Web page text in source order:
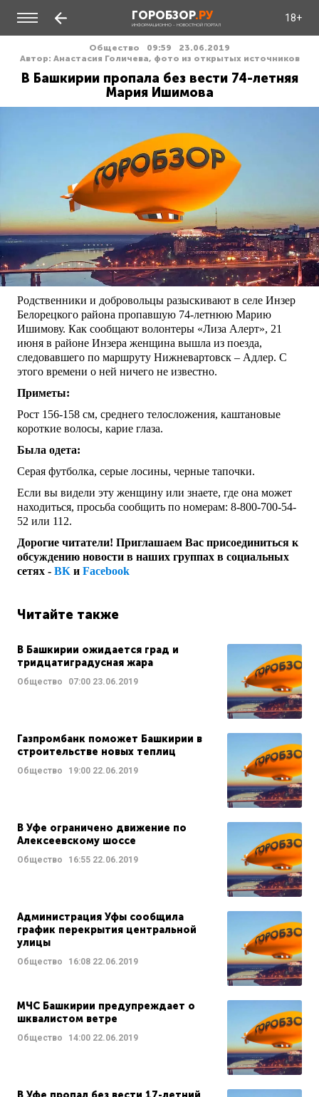
ГОРОБЗОР.РУ
ИНФОРМАЦИОННО - НОВОСТНОЙ ПОРТАЛ
18+
Общество 09:59
23.06.2019
Автор: Анастасия Голичева, фото из открытых источников
В Башкирии пропала без вести 74-летняя
Мария Ишимова
Родственники и добровольцы разыскивают в селе Инзер
Белорецкого района пропавшую 74-летнюю Марию
Ишимову. Как сообщают волонтеры «Лиза Алерт», 21
июня в районе Инзера женщина вышла из поезда,
следовавшего по маршруту Нижневартовск – Адлер. С
этого времени о ней ничего не известно.
Приметы:
Рост 156-158 см, среднего телосложения, каштановые
короткие волосы, карие глаза.
Была одета:
Серая футболка, серые лосины, черные тапочки.
Если вы видели эту женщину или знаете, где она может
находиться, просьба сообщить по номерам: 8-800-700-54-
52 или 112.
Дорогие читатели! Приглашаем Вас присоединиться к
обсуждению новости в наших группах в социальных
сетях - ВК и Facebook
Читайте также
В Башкирии ожидается град и
тридцатиградусная жара
Общество 07:00 23.06.2019
Газпромбанк поможет Башкирии в
строительстве новых теплиц
Общество 19:00 22.06.2019
В Уфе ограничено движение по
Алексеевскому шоссе
Общество 16:55 22.06.2019
Администрация Уфы сообщила
график перекрытия центральной
улицы
Общество 16:08 22.06.2019
МЧС Башкирии предупреждает о
шквалистом ветре
Общество 14:00 22.06.2019